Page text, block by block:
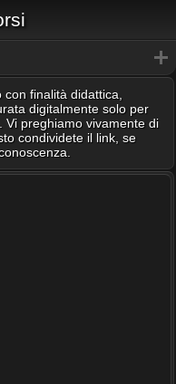
finalità didattica,
digitalmente solo per
Vi preghiamo vivamente di
condividete il link, se